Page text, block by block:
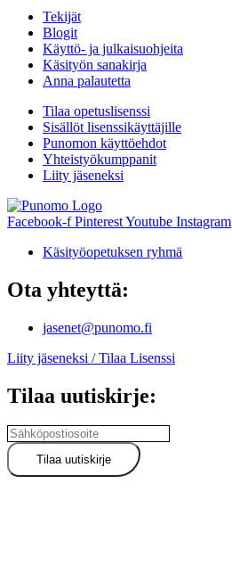
Tekijät
Blogit
Käyttö- ja julkaisuohjeita
Käsityön sanakirja
Anna palautetta
Tilaa opetuslisenssi
Sisällöt lisenssikäyttäjille
Punomon käyttöehdot
Yhteistyökumppanit
Liity jäseneksi
Facebook-f PinterestYoutube Instagram
Käsityöopetuksen ryhmä
Ota yhteyttä:
jasenet@punomo.fi
Liity jäseneksi / Tilaa Lisenssi
Tilaa uutiskirje: